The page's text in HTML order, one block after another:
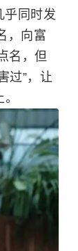
乎同时发
，向富
名，但
过”，让